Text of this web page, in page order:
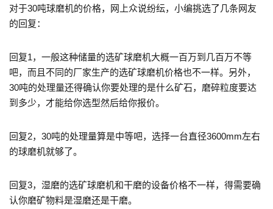
对于30吨球磨机的价格，网上众说纷纭，小编挑选了几条网友
的回复：
回复1，一般这种储量的选矿球磨机大概一百万到几百万不等
吧，而且不同的厂家生产的选矿球磨机价格也不一样。另外，
30吨的处理量还得确认你要处理的是什么矿石，磨碎粒度要达
到多少，才能给你选型然后给你报价。
回复2，30吨的处理量算是中等吧，选择一台直径3600mm左右
的球磨机就够了。
回复3，湿磨的选矿球磨机和干磨的设备价格不一样，得需要确
认你磨矿物料是湿磨还是干磨。